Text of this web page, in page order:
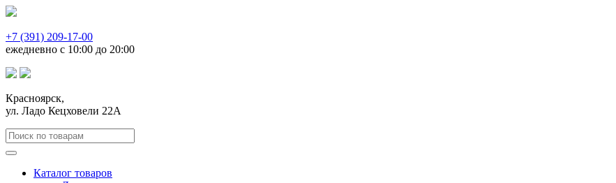
+7 (391) 209-17-00
ежедневно с 10:00 до 20:00
Красноярск,
ул. Ладо Кецховели 22А
Каталог товаров